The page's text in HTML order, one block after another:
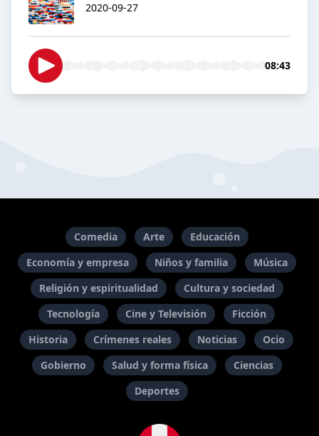
2020-09-27
08:43
Comedia Arte
Educación
Economía y empresa
Niños y familia
Música
Religión y espiritualidad
Cultura y sociedad
Tecnología
Cine y Televisión
Ficción
Historia
Crímenes reales Noticias
Ocio
Gobierno
Salud y forma física
Ciencias
Deportes